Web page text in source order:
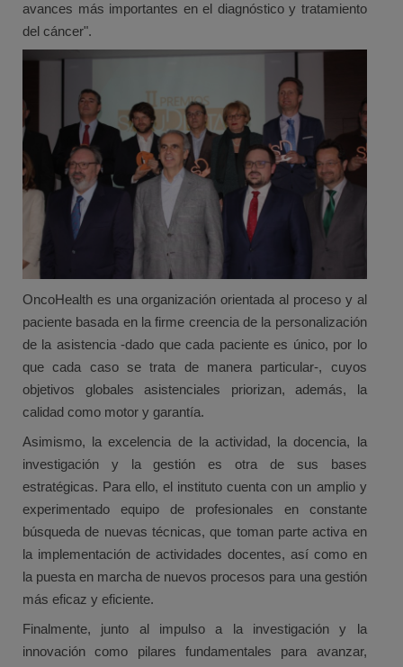
avances más importantes en el diagnóstico y tratamiento
del cáncer".
OncoHealth es una organización orientada al proceso y al
paciente basada en la firme creencia de la personalización
de la asistencia -dado que cada paciente es único, por lo
que cada caso se trata de manera particular-, cuyos
objetivos globales asistenciales priorizan, además, la
calidad como motor y garantía.
Asimismo, la excelencia de la actividad, la docencia, la
investigación y la gestión es otra de sus bases
estratégicas. Para ello, el instituto cuenta con un amplio y
experimentado equipo de profesionales en constante
búsqueda de nuevas técnicas, que toman parte activa en
la implementación de actividades docentes, así como en
la puesta en marcha de nuevos procesos para una gestión
más eficaz y eficiente.
Finalmente, junto al impulso a la investigación y la
innovación como pilares fundamentales para avanzar,